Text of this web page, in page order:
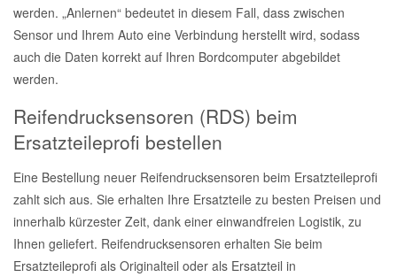
werden. „Anlernen“ bedeutet in diesem Fall, dass zwischen
Sensor und Ihrem Auto eine Verbindung herstellt wird, sodass
auch die Daten korrekt auf Ihren Bordcomputer abgebildet
werden.
Reifendrucksensoren (RDS) beim
Ersatzteileprofi bestellen
Eine Bestellung neuer Reifendrucksensoren beim Ersatzteileprofi
zahlt sich aus. Sie erhalten Ihre Ersatzteile zu besten Preisen und
innerhalb kürzester Zeit, dank einer einwandfreien Logistik, zu
Ihnen geliefert. Reifendrucksensoren erhalten Sie beim
Ersatzteileprofi als Originalteil oder als Ersatzteil in